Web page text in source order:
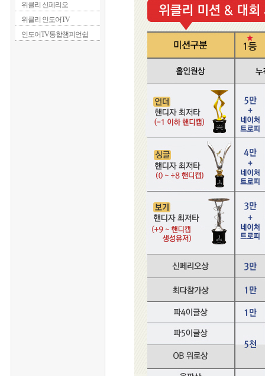
위클리 신페리오
위클리 인도어TV
인도어TV통합챔피언쉽